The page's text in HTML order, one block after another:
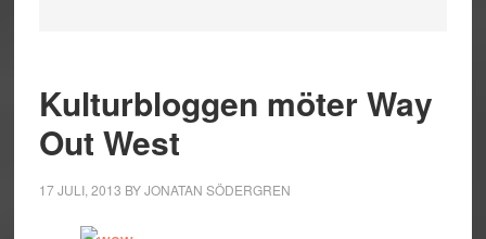
Kulturbloggen möter Way
Out West
17 JULI, 2013 BYJONATAN SÖDERGREN